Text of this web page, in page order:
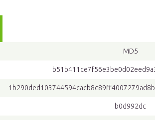
MD5
b0d992dc